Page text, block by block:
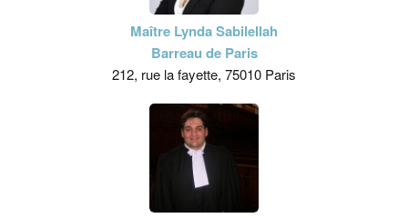
Maître Lynda Sabilellah
Barreau de Paris
212, rue la fayette, 75010 Paris